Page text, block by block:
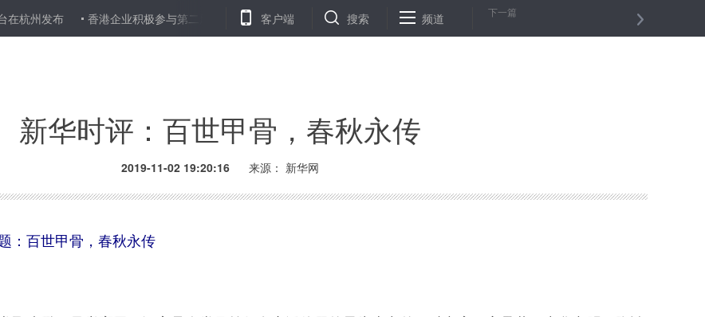
杭州发布 香港企业积极参与第二届进博会期望获得更多商机 闪耀三千多年的中华文明之光——纪念甲骨文发现120周年
客户端 搜索 频道 下一篇
新华时评：百世甲骨，春秋永传
2019-11-02 19:20:16 来源： 新华网
：百世甲骨，春秋永传